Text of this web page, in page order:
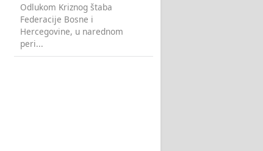
Odlukom Kriznog štaba
Federacije Bosne i
Hercegovine, u narednom
peri...